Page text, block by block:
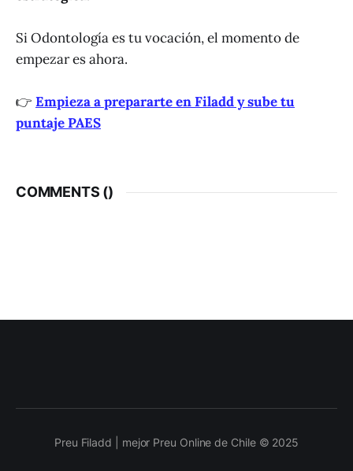
Si Odontología es tu vocación, el momento de
empezar es ahora.
👉 Empieza a prepararte en Filadd y sube tu
puntaje PAES
COMMENTS ()
Preu Filadd | mejor Preu Online de Chile © 2025